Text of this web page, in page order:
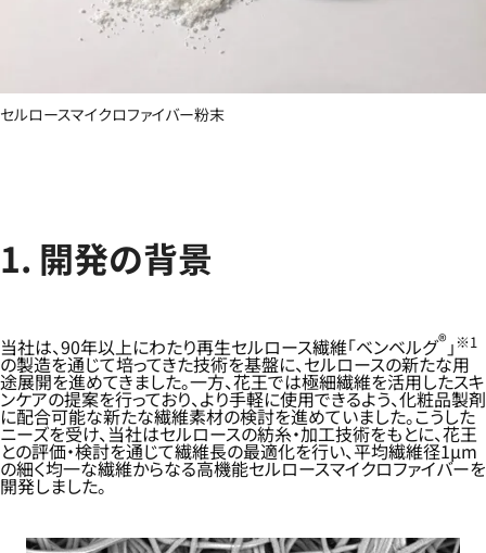
セルロースマイクロファイバー粉末
1. 開発の背景
当社は、90年以上にわたり再生セルロース繊維「ベンベルグ®」 ※1
の製造を通じて培ってきた技術を基盤に、セルロースの新たな用
途展開を進めてきました。一方、花王では極細繊維を活用したスキ
ンケアの提案を行っており、より手軽に使用できるよう、化粧品製剤
に配合可能な新たな繊維素材の検討を進めていました。こうした
ニーズを受け、当社はセルロースの紡糸・加工技術をもとに、花王
との評価・検討を通じて繊維長の最適化を行い、平均繊維径1μm
の細く均一な繊維からなる高機能セルロースマイクロファイバーを
開発しました。